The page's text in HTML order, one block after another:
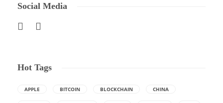
Social Media
Hot Tags
APPLE BITCOIN BLOCKCHAIN CHINA